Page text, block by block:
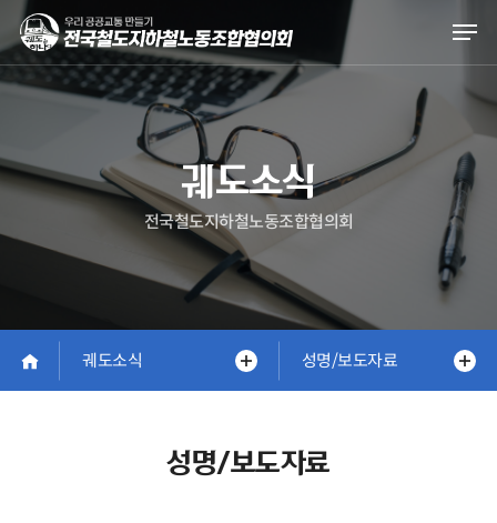
Skip
main
content
궤도소식
전국철도지하철노동조합협의회
궤도소식 성명/보도자료
성명/보도자료